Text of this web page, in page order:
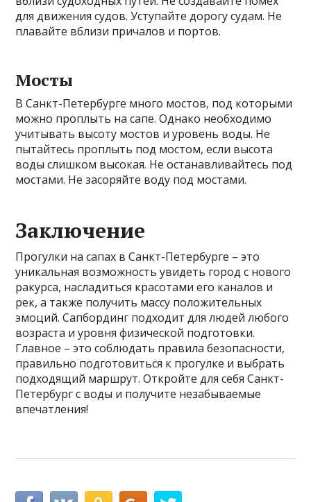
для движения судов. Уступайте дорогу судам. Не
плавайте вблизи причалов и портов.
Мосты
В Санкт-Петербурге много мостов, под которыми
можно проплыть на сапе. Однако необходимо
учитывать высоту мостов и уровень воды. Не
пытайтесь проплыть под мостом, если высота
воды слишком высокая. Не останавливайтесь под
мостами. Не засоряйте воду под мостами.
Заключение
Прогулки на сапах в Санкт-Петербурге – это
уникальная возможность увидеть город с нового
ракурса, насладиться красотами его каналов и
рек, а также получить массу положительных
эмоций. Сапбординг подходит для людей любого
возраста и уровня физической подготовки.
Главное – это соблюдать правила безопасности,
правильно подготовиться к прогулке и выбрать
подходящий маршрут. Откройте для себя Санкт-
Петербург с воды и получите незабываемые
впечатления!